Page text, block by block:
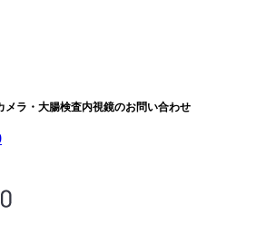
ラ・大腸検査内視鏡のお問い合わせ